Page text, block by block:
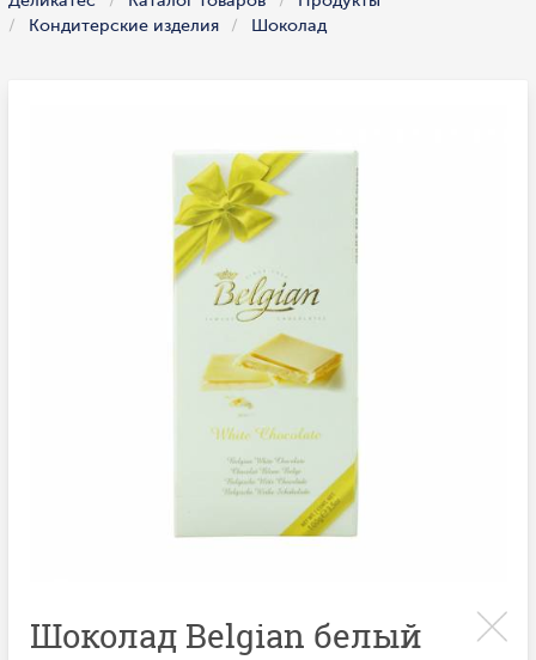
Кондитерские изделия
Шоколад
Шоколад Belgian белый